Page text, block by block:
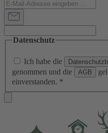
Datenschutz
Ich habe die
genommen und die
AGB
einverstanden. *